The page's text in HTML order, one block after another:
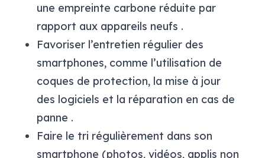
une empreinte carbone réduite par
rapport aux appareils neufs .​
Favoriser l’entretien régulier des
smartphones, comme l’utilisation de
coques de protection, la mise à jour
des logiciels et la réparation en cas de
panne .​
Faire le tri régulièrement dans son
smartphone (photos, vidéos, applis non